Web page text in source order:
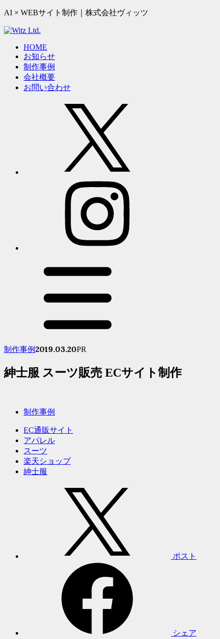
AI × WEBサイト制作｜株式会社ヴィッツ
HOME
お知らせ
制作事例
会社概要
お問い合わせ
制作事例2019.03.20PR
紳士服 スーツ販売 ECサイト制作
制作事例
EC通販サイト
アパレル
スーツ
楽天ショップ
紳士服
ポスト
シェア